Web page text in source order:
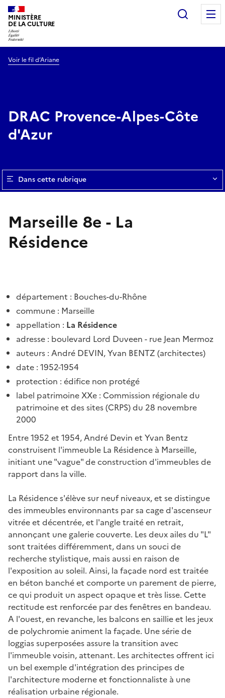
MINISTÈRE
DE LA CULTURE
Voir le fil d’Ariane
DRAC Provence-Alpes-Côte
d'Azur
Dans cette rubrique
Marseille 8e - La
Résidence
département : Bouches-du-Rhône
commune : Marseille
appellation : La Résidence
adresse : boulevard Lord Duveen - rue Jean Mermoz
auteurs : André DEVIN, Yvan BENTZ (architectes)
date : 1952-1954
protection : édifice non protégé
label patrimoine XXe : Commission régionale du
patrimoine et des sites (CRPS) du 28 novembre
2000
Entre 1952 et 1954, André Devin et Yvan Bentz
construisent l'immeuble La Résidence à Marseille,
initiant une "vague" de construction d'immeubles de
rapport dans la ville.
La Résidence s'élève sur neuf niveaux, et se distingue
des immeubles environnants par sa cage d'ascenseur
vitrée et décentrée, et l'angle traité en retrait,
annonçant une galerie couverte. Les deux ailes du "L"
sont traitées différemment, dans un souci de
recherche stylistique, mais aussi en raison de
l'exposition au soleil. Ainsi, la façade nord est traitée
en béton banché et comporte un parement de pierre,
ce qui produit un aspect opaque et très lisse. Cette
rectitude est renforcée par des fenêtres en bandeau.
A l'ouest, en revanche, les balcons en saillie et les jeux
de polychromie animent la façade. Une série de
loggias superposées assure la transition avec
l'immeuble voisin, attenant. Les architectes offrent ici
un bel exemple d'intégration des principes de
l'architecture moderne et fonctionnaliste à une
réalisation urbaine régionale.